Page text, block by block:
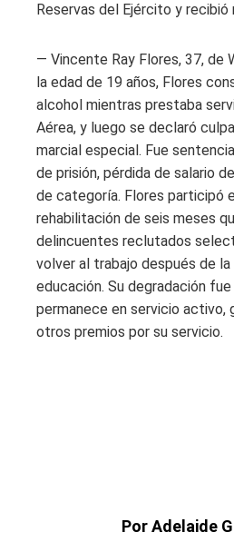
Reservas del Ejército y recibió
— Vincente Ray Flores, 37, de
la edad de 19 años, Flores
alcohol mientras prestaba
Aérea, y luego se declaró
marcial especial. Fue
de prisión, pérdida de salario
de categoría. Flores participó
rehabilitación de seis meses
delincuentes reclutados
volver al trabajo después de
educación. Su degradación
permanece en servicio activo,
otros premios por su servicio.
Por Adelaide